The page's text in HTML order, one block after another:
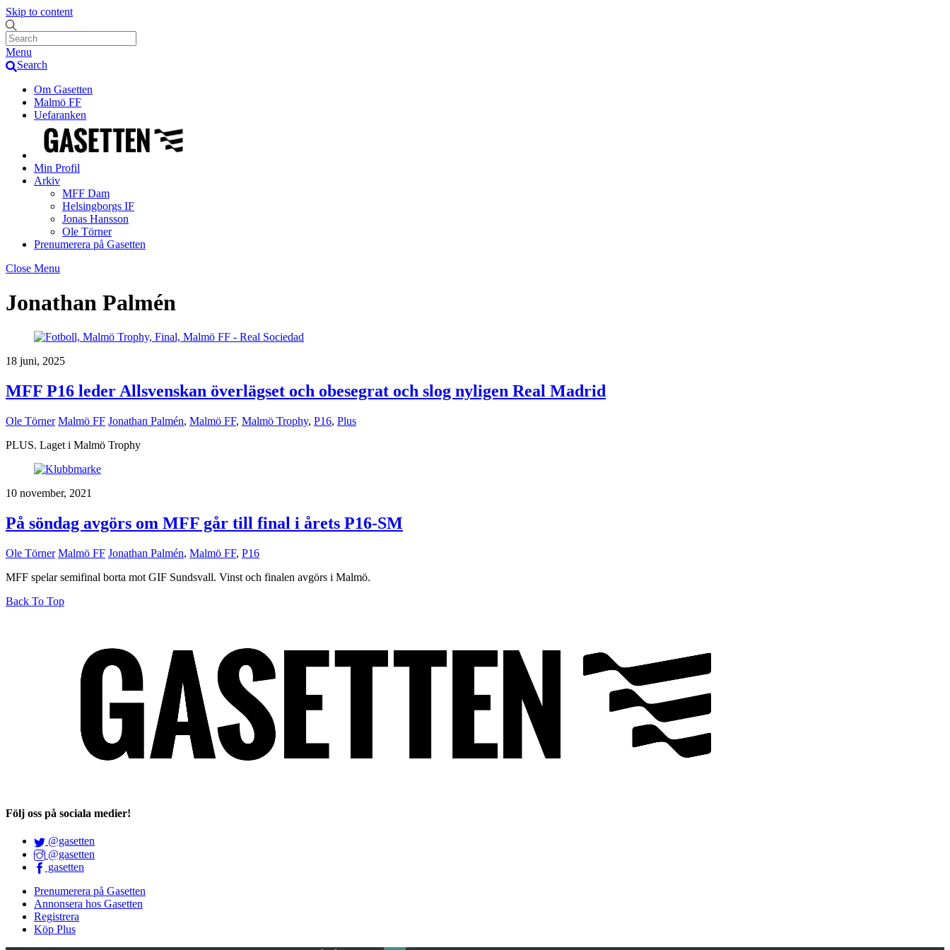
Skip to content
Menu
Search
Om Gasetten
Malmö FF
Uefaranken
Min Profil
Arkiv
MFF Dam
Helsingborgs IF
Jonas Hansson
Ole Törner
Prenumerera på Gasetten
Close Menu
Jonathan Palmén
18 juni, 2025
MFF P16 leder Allsvenskan överlägset och obesegrat och slog nyligen Real Madrid
Ole Törner Malmö FF Jonathan Palmén, Malmö FF, Malmö Trophy, P16, Plus
PLUS. Laget i Malmö Trophy
10 november, 2021
På söndag avgörs om MFF går till final i årets P16-SM
Ole Törner Malmö FF Jonathan Palmén, Malmö FF, P16
MFF spelar semifinal borta mot GIF Sundsvall. Vinst och finalen avgörs i Malmö.
Back To Top
Följ oss på sociala medier!
@gasetten
@gasetten
gasetten
Prenumerera på Gasetten
Annonsera hos Gasetten
Registrera
Köp Plus